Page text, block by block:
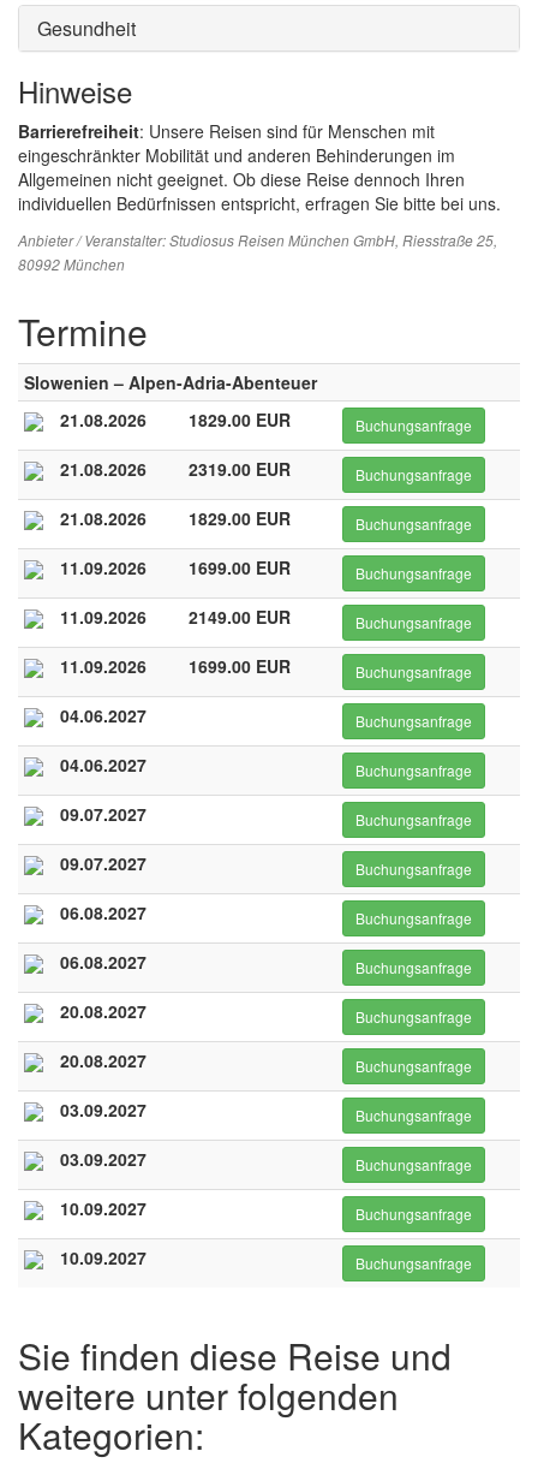
Gesundheit
Hinweise
Barrierefreiheit: Unsere Reisen sind für Menschen mit
eingeschränkter Mobilität und anderen Behinderungen im
Allgemeinen nicht geeignet. Ob diese Reise dennoch Ihren
individuellen Bedürfnissen entspricht, erfragen Sie bitte bei uns.
Anbieter / Veranstalter:Studiosus Reisen München GmbH, Riesstraße 25,
80992 München
Termine
Slowenien – Alpen-Adria-Abenteuer
21.08.2026
1829.00 EUR Buchungsanfrage
21.08.2026 2319.00 EUR Buchungsanfrage
21.08.2026 1829.00 EUR Buchungsanfrage
11.09.2026 1699.00 EUR Buchungsanfrage
11.09.2026 2149.00 EUR Buchungsanfrage
11.09.2026 1699.00 EUR Buchungsanfrage
04.06.2027 Buchungsanfrage
04.06.2027 Buchungsanfrage
09.07.2027 Buchungsanfrage
09.07.2027 Buchungsanfrage
06.08.2027 Buchungsanfrage
06.08.2027 Buchungsanfrage
20.08.2027 Buchungsanfrage
20.08.2027 Buchungsanfrage
03.09.2027 Buchungsanfrage
03.09.2027 Buchungsanfrage
10.09.2027 Buchungsanfrage
10.09.2027 Buchungsanfrage
Sie finden diese Reise und
weitere unter folgenden
Kategorien: